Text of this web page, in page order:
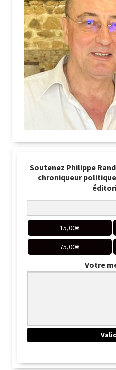
Soutenez Philippe
chroniqueur
15,00€
75,00€
Votre